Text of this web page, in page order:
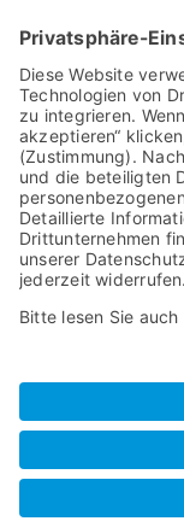
Relax Gläser
Sonnenbrillen
Vintage
Rechtliches
Impressum
Datenschutz
GmbH– 2024